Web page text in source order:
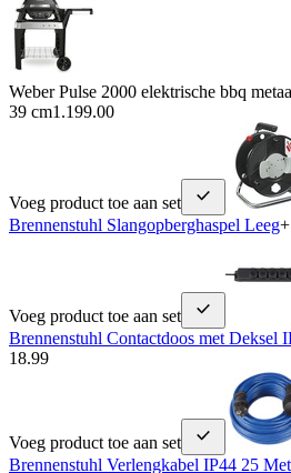
Weber Pulse 2000 elektrische bbq
39 cm1.199.00
Voeg product toe aan set
Brennenstuhl Slangopberghaspel Leeg
Voeg product toe aan set
Brennenstuhl Contactdoos met Deksel
18.99
Voeg product toe aan set
Brennenstuhl Verlengkabel IP44 25